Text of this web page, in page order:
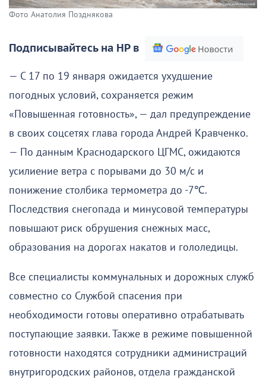
Фото Анатолия Позднякова
Подписывайтесь на НР в
— С 17 по 19 января ожидается ухудшение
погодных условий, сохраняется режим
«Повышенная готовность», — дал предупреждение
в своих соцсетях глава города Андрей Кравченко.
— По данным Краснодарского ЦГМС, ожидаются
усилиение ветра с порывами до 30 м/с и
понижение столбика термометра до -7℃.
Последствия снегопада и минусовой температуры
повышают риск обрушения снежных масс,
образования на дорогах накатов и гололедицы.
Все специалисты коммунальных и дорожных служб
совместно со Службой спасения при
необходимости готовы оперативно отрабатывать
поступающие заявки. Также в режиме повышенной
готовности находятся сотрудники администраций
внутригородских районов, отдела гражданской